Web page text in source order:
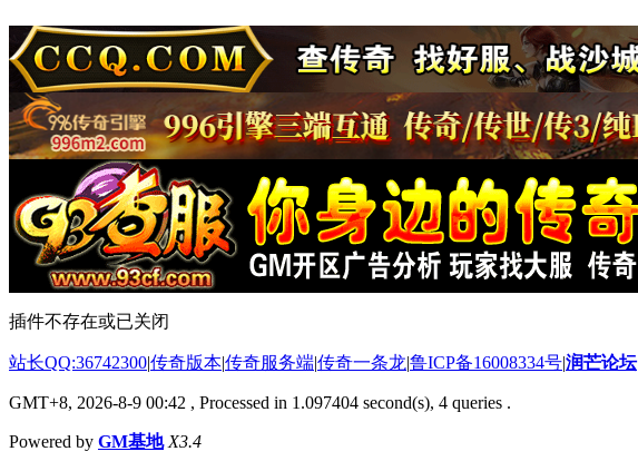
插件不存在或已关闭
站长QQ:36742300|传奇版本|传奇服务端|传奇一条龙|鲁ICP备16008334号|润芒论坛
GMT+8, 2026-8-9 00:42 , Processed in 1.097404 second(s), 4 queries .
Powered by GM基地 X3.4